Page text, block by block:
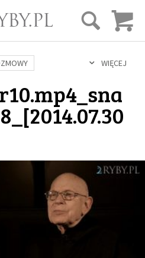
GŁÓWNA
FILMÓW
BLOG
WIĘCEJ
ONA I ON ROZWÓJ
DUCHOWOŚĆ
IN VITRO ADOPCJA